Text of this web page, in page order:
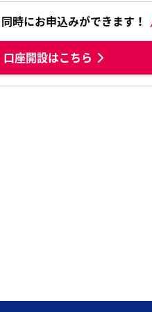
時にお申込みができます！
口座開設はこちら